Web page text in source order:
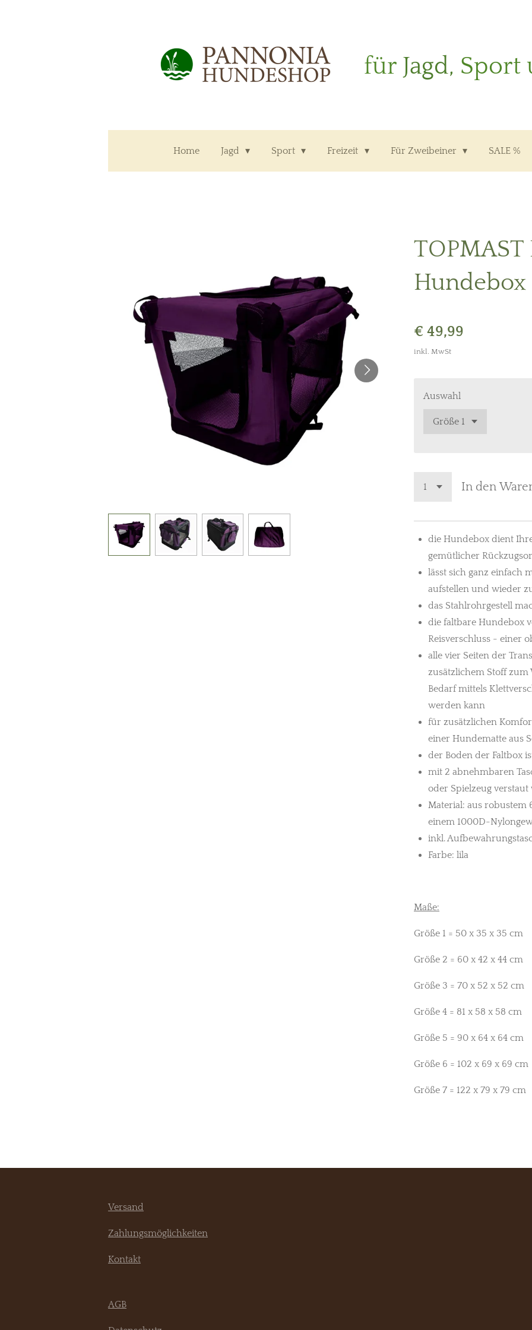
für Jagd, Sport
Home Jagd Sport Freizeit Für Zweibeiner SALE %
TOPMAST
€ 49,99
inkl. MwSt
Auswahl
In den
die Hundebox dient
gemütlicher
lässt sich ganz einfach
aufstellen und wieder
das Stahlrohrgestell
die faltbare Hundebox
Reisverschluss - einer
alle vier Seiten der
zusätzlichem Stoff zum
Bedarf mittels
werden kann
für zusätzlichen
einer Hundematte aus
der Boden der Faltbox
mit 2 abnehmbaren
oder Spielzeug
Material: aus
einem 1000D-
inkl.
Farbe: lila
Maße:
Größe 1 = 50 x 35 x 35 cm
Größe 2 = 60 x 42 x 44 cm
Größe 3 = 70 x 52 x 52 cm
Größe 4 = 81 x 58 x 58 cm
Größe 5 = 90 x 64 x 64 cm
Größe 6 = 102 x 69 x 69 cm
Größe 7 = 122 x 79 x 79 cm
Versand
Zahlungsmöglichkeiten
Kontakt
AGB